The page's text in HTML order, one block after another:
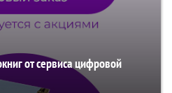
от сервиса цифровой